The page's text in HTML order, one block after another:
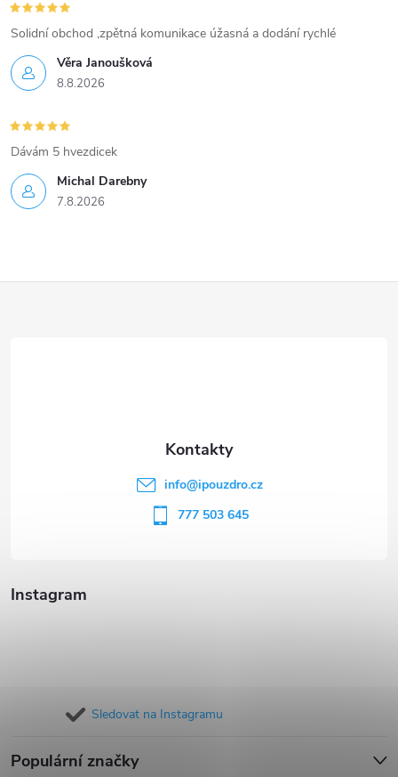
s
u
Věra Janoušková
8.8.2026
Solidní obchod ,zpětná komunikace úžasná a dodání rychlé
Michal Darebny
7.8.2026
Dávám 5 hvezdicek
Instagram
Sledovat na Instagramu
Populární značky
info@ipouzdro.cz
777 503 645